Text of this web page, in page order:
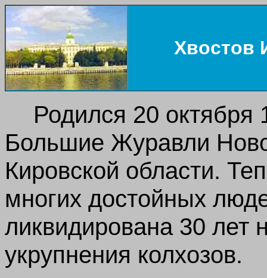
Хвостов
Родился 20 октября
Большие Журавли
Кировской области.
многих достойных
ликвидирована 30 лет
укрупнения колхозов.